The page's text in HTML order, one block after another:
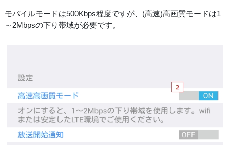
モバイルモードは500Kbps程度ですが、(高速)高画質モードは1
～2Mbpsの下り帯域が必要です。